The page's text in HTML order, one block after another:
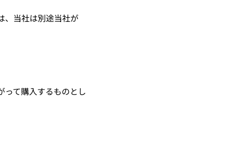
、当社は別途当社が
て購入するものとし